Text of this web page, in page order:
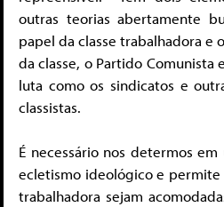
outras teorias abertamente
papel da classe trabalhadora e
da classe, o Partido Comunista
luta como os sindicatos e
classistas.
É necessário nos determos
ecletismo ideológico e permite
trabalhadora sejam